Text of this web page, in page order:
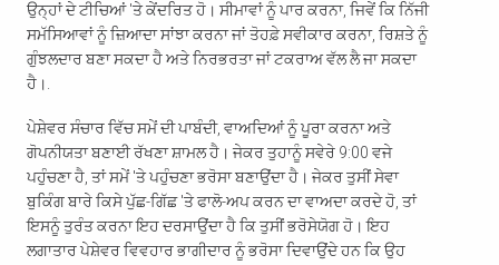
ਉਨ੍ਹਾਂ ਦੇ ਟੀਚਿਆਂ 'ਤੇ ਕੇਂਦਰਿਤ ਹੋ। ਸੀਮਾਵਾਂ ਨੂੰ ਪਾਰ ਕਰਨਾ, ਜਿਵੇਂ ਕਿ ਨਿੱਜੀ
ਸਮੱਸਿਆਵਾਂ ਨੂੰ ਜ਼ਿਆਦਾ ਸਾਂਝਾ ਕਰਨਾ ਜਾਂ ਤੋਹਫ਼ੇ ਸਵੀਕਾਰ ਕਰਨਾ, ਰਿਸ਼ਤੇ ਨੂੰ
ਗੁੰਝਲਦਾਰ ਬਣਾ ਸਕਦਾ ਹੈ ਅਤੇ ਨਿਰਭਰਤਾ ਜਾਂ ਟਕਰਾਅ ਵੱਲ ਲੈ ਜਾ ਸਕਦਾ
ਹੈ।.
ਪੇਸ਼ੇਵਰ ਸੰਚਾਰ ਵਿੱਚ ਸਮੇਂ ਦੀ ਪਾਬੰਦੀ, ਵਾਅਦਿਆਂ ਨੂੰ ਪੂਰਾ ਕਰਨਾ ਅਤੇ
ਗੋਪਨੀਯਤਾ ਬਣਾਈ ਰੱਖਣਾ ਸ਼ਾਮਲ ਹੈ। ਜੇਕਰ ਤੁਹਾਨੂੰ ਸਵੇਰੇ 9:00 ਵਜੇ
ਪਹੁੰਚਣਾ ਹੈ, ਤਾਂ ਸਮੇਂ 'ਤੇ ਪਹੁੰਚਣਾ ਭਰੋਸਾ ਬਣਾਉਂਦਾ ਹੈ। ਜੇਕਰ ਤੁਸੀਂ ਸੇਵਾ
ਬੁਕਿੰਗ ਬਾਰੇ ਕਿਸੇ ਪੁੱਛ-ਗਿੱਛ 'ਤੇ ਫਾਲੋ-ਅਪ ਕਰਨ ਦਾ ਵਾਅਦਾ ਕਰਦੇ ਹੋ, ਤਾਂ
ਇਸਨੂੰ ਤੁਰੰਤ ਕਰਨਾ ਇਹ ਦਰਸਾਉਂਦਾ ਹੈ ਕਿ ਤੁਸੀਂ ਭਰੋਸੇਯੋਗ ਹੋ। ਇਹ
ਲਗਾਤਾਰ ਪੇਸ਼ੇਵਰ ਵਿਵਹਾਰ ਭਾਗੀਦਾਰ ਨੂੰ ਭਰੋਸਾ ਦਿਵਾਉਂਦੇ ਹਨ ਕਿ ਉਹ
ਆਪਣਾ ਪੋਸਟਕੋਡ ਚੈੱਕ ਕਰੋ